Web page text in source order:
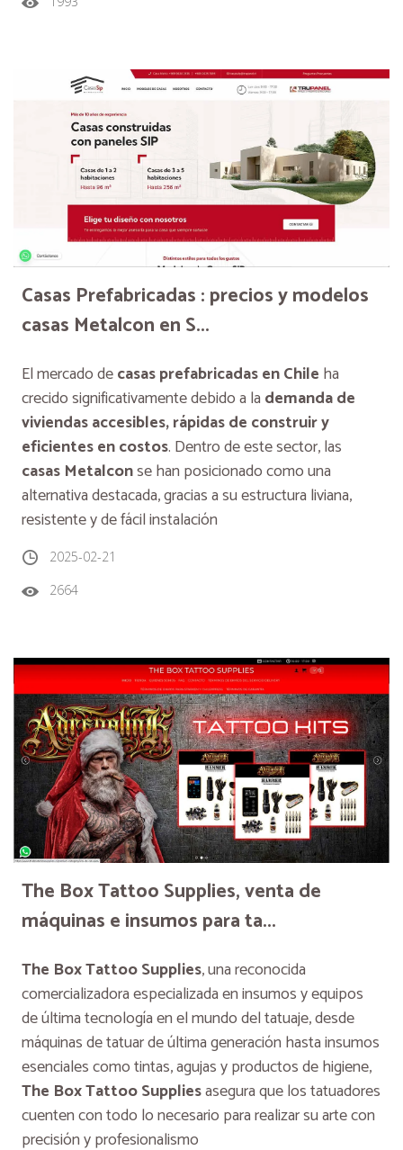
Casas Prefabricadas : precios y modelos
casas Metalcon en S...
El mercado decasas prefabricadas en Chile ha
crecido significativamente debido a la demanda de
viviendas accesibles, rápidas de construir y
eficientes en costos. Dentro de este sector, las
casas Metalconse han posicionado como una
alternativa destacada, gracias a su estructura liviana,
resistente y de fácil instalación
2025-02-21
2664
The Box Tattoo Supplies, venta de
máquinas e insumos para ta...
The Box Tattoo Supplies, una reconocida
comercializadora especializada en insumos y equipos
de última tecnología en el mundo del tatuaje, desde
máquinas de tatuar de última generación hasta insumos
esenciales como tintas, agujas y productos de higiene,
The Box Tattoo Suppliesasegura que los tatuadores
cuenten con todo lo necesario para realizar su arte con
precisión y profesionalismo